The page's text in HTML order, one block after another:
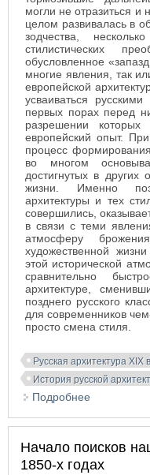
могли не отразиться и
целом развивалась в
зодчества,
стилистических
обусловленное
многие явления, так
европейской
усваиваться
первых порах перед
разрешении
европейский опыт.
процесс
во многом
достигнутых в других
жизни. Именно
архитектуры и тех
совершились,
в связи с теми
атмосферу
художественной
этой исторической
сравнительно
архитектуре,
позднего русского
для современников
просто смена стиля.
Русская архитектура XIX
История русской
Подробнее
Начало поисков
1850-х годах